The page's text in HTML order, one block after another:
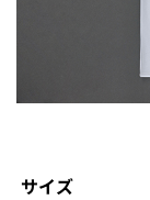
サイズ